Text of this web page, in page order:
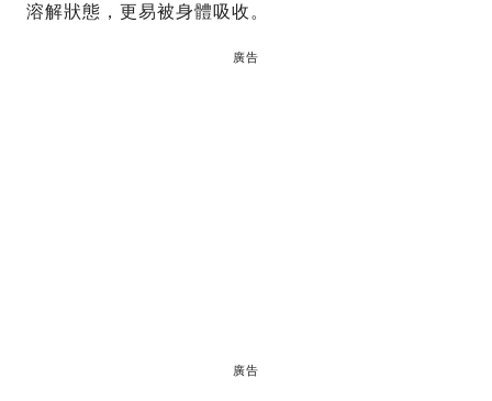
溶解狀態，更易被身體吸收。
廣告
廣告